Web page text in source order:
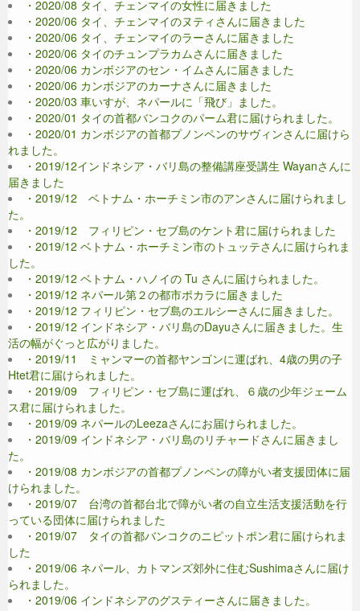
・2020/08 タイ、チェンマイの女性に届きました
・2020/06 タイ、チェンマイのヌティさんに届きました
・2020/06 タイ、チェンマイのラーさんに届きました
・2020/06 タイのチュンプラカムさんに届きました
・2020/06 カンボジアのセン・イムさんに届きました
・2020/06 カンボジアのカーナさんに届きました
・2020/03 車いすが、ネパールに「飛び」ました。
・2020/01 タイの首都バンコクのパーム君に届けられました。
・2020/01 カンボジアの首都プノンペンのサヴィンさんに届けら
れました。
・2019/12インドネシア・バリ島の整備講座受講生 Wayanさんに
届きました
・2019/12 ベトナム・ホーチミン市のアンさんに届けられまし
た。
・2019/12 フィリピン・セブ島のケント君に届けられました
・2019/12 ベトナム・ホーチミン市のトュッテさんに届けられま
した。
・2019/12 ベトナム・ハノイの Tu さんに届けられました。
・2019/12 ネパール第２の都市ポカラに届きました
・2019/12 フィリピン・セブ島のエルシーさんに届きました。
・2019/12 インドネシア・バリ島のDayuさんに届きました。生
活の幅がぐっと広がりました。
・2019/11 ミャンマーの首都ヤンゴンに運ばれ、4歳の男の子
Htet君に届けられました。
・2019/09 フィリピン・セブ島に運ばれ、６歳の少年ジェーム
ス君に届けられました。
・2019/09 ネパールのLeezaさんにお届けられました。
・2019/09 インドネシア・バリ島のリチャードさんに届きまし
た。
・2019/08 カンボジアの首都プノンペンの障がい者支援団体に届
けられました。
・2019/07 台湾の首都台北で障がい者の自立生活支援活動を行
っている団体に届けられました
・2019/07 タイの首都バンコクのニピットポン君に届けられま
した
・2019/06 ネパール、カトマンズ郊外に住むSushimaさんに届け
られました。
・2019/06 インドネシアのグスティーさんに届きました。